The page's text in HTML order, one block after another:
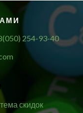
254-93-40
скидок